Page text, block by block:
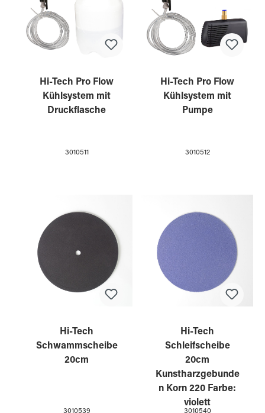
Hi-Tech Pro Flow
Kühlsystem mit
Druckflasche
3010511
Hi-Tech Pro Flow
Kühlsystem mit
Pumpe
3010512
Hi-Tech
Schwammscheibe
20cm
3010539
Hi-Tech
Schleifscheibe
20cm
Kunstharzgebunde
n Korn 220 Farbe:
violett
3010540